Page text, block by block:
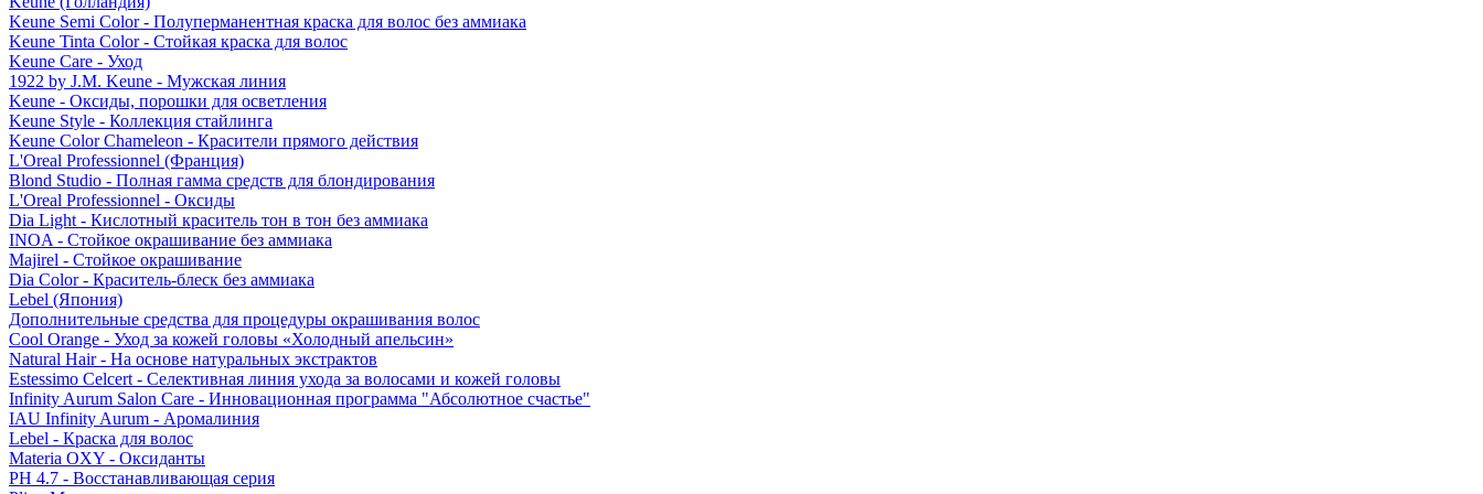
Keune Semi Color - Полуперманентная краска для волос без аммиака
Keune Tinta Color - Стойкая краска для волос
Keune Care - Уход
1922 by J.M. Keune - Мужская линия
Keune - Оксиды, порошки для осветления
Keune Style - Коллекция стайлинга
Keune Color Chameleon - Красители прямого действия
L'Oreal Professionnel (Франция)
Blond Studio - Полная гамма средств для блондирования
L'Oreal Professionnel - Оксиды
Dia Light - Кислотный краситель тон в тон без аммиака
INOA - Стойкое окрашивание без аммиака
Majirel - Стойкое окрашивание
Dia Color - Краситель-блеск без аммиака
Lebel (Япония)
Дополнительные средства для процедуры окрашивания волос
Cool Orange - Уход за кожей головы «Холодный апельсин»
Natural Hair - На основе натуральных экстрактов
Estessimo Celcert - Селективная линия ухода за волосами и кожей головы
Infinity Aurum Salon Care - Инновационная программа "Абсолютное счастье"
IAU Infinity Aurum - Аромалиния
Lebel - Краска для волос
Materia OXY - Оксиданты
PH 4.7 - Восстанавливающая серия